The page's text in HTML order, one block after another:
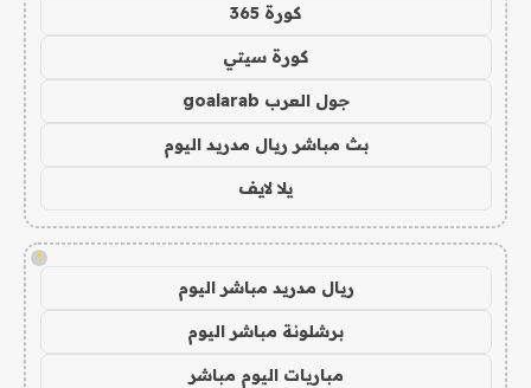
كورة 365
كورة سيتي
جول العرب goalarab
بث مباشر ريال مدريد اليوم
يلا لايف
!
ريال مدريد مباشر اليوم
برشلونة مباشر اليوم
مباريات اليوم مباشر